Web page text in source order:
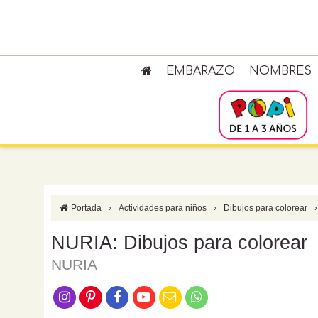
EMBARAZO NOMBRES
Portada › Actividades para niños › Dibujos para colorear ›
NURIA: Dibujos para colorear
NURIA